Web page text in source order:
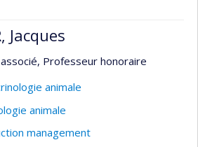
Jacques
Professeur honoraire
animale
animale
management